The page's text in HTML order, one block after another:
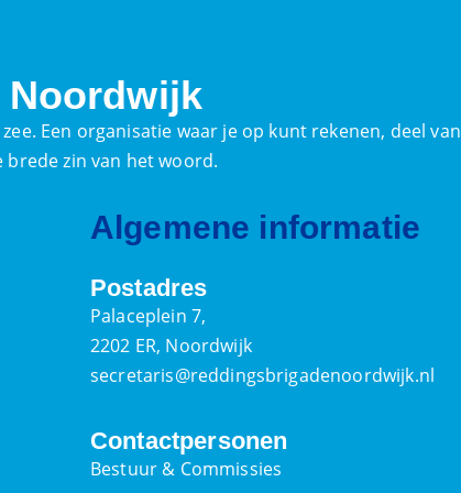
Noordwijk
Een organisatie waar je op kunt rekenen, deel van
zin van het woord.
Algemene informatie
Postadres
Palaceplein 7,
2202 ER, Noordwijk
secretaris@reddingsbrigadenoordwijk.nl
Contactpersonen
Bestuur & Commissies